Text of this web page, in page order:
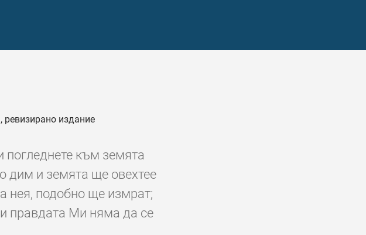
ревизирано издание
погледнете към земята
дим и земята ще овехтее
нея, подобно ще измрат;
правдата Ми няма да се